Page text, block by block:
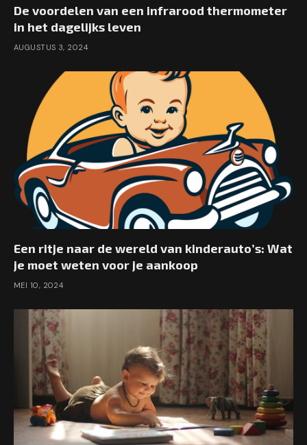
De voordelen van een infrarood thermometer
in het dagelijks leven
AUGUSTUS 3, 2024
Een ritje naar de wereld van kinderauto’s: Wat
je moet weten voor je aankoop
MEI 10, 2024